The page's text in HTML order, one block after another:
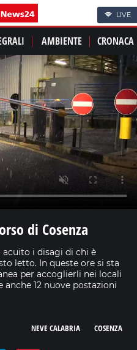
LIVE
AMBIENTE CRONACA
di Cosenza
acuito i disagi di chi è
letto. In queste ore si sta
per accoglierli nei locali
12 nuove postazioni
COSENZA
NEVE CALABRIA